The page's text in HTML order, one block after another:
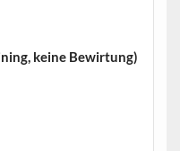
keine Bewirtung)